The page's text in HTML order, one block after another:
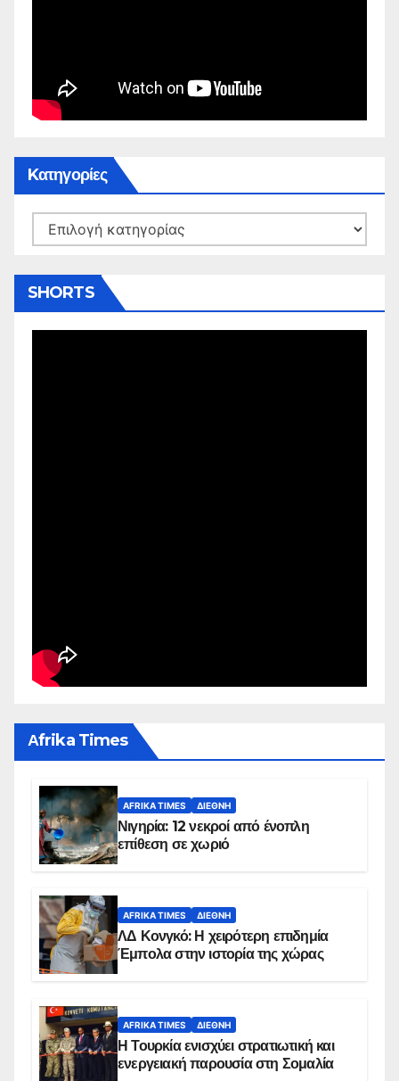
Kατηγορίες
Kατηγορίες
SHORTS
Αfrika Times
AFRIKA TIMES ΔΙΕΘΝΉ
Νιγηρία: 12 νεκροί από ένοπλη
επίθεση σε χωριό
AFRIKA TIMES ΔΙΕΘΝΉ
ΛΔ Κονγκό: Η χειρότερη επιδημία
Έμπολα στην ιστορία της χώρας
AFRIKA TIMES ΔΙΕΘΝΉ
Η Τουρκία ενισχύει στρατιωτική και
ενεργειακή παρουσία στη Σομαλία